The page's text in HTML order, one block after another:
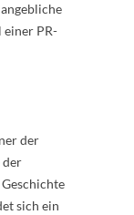
einer PR-
der
der
sich ein